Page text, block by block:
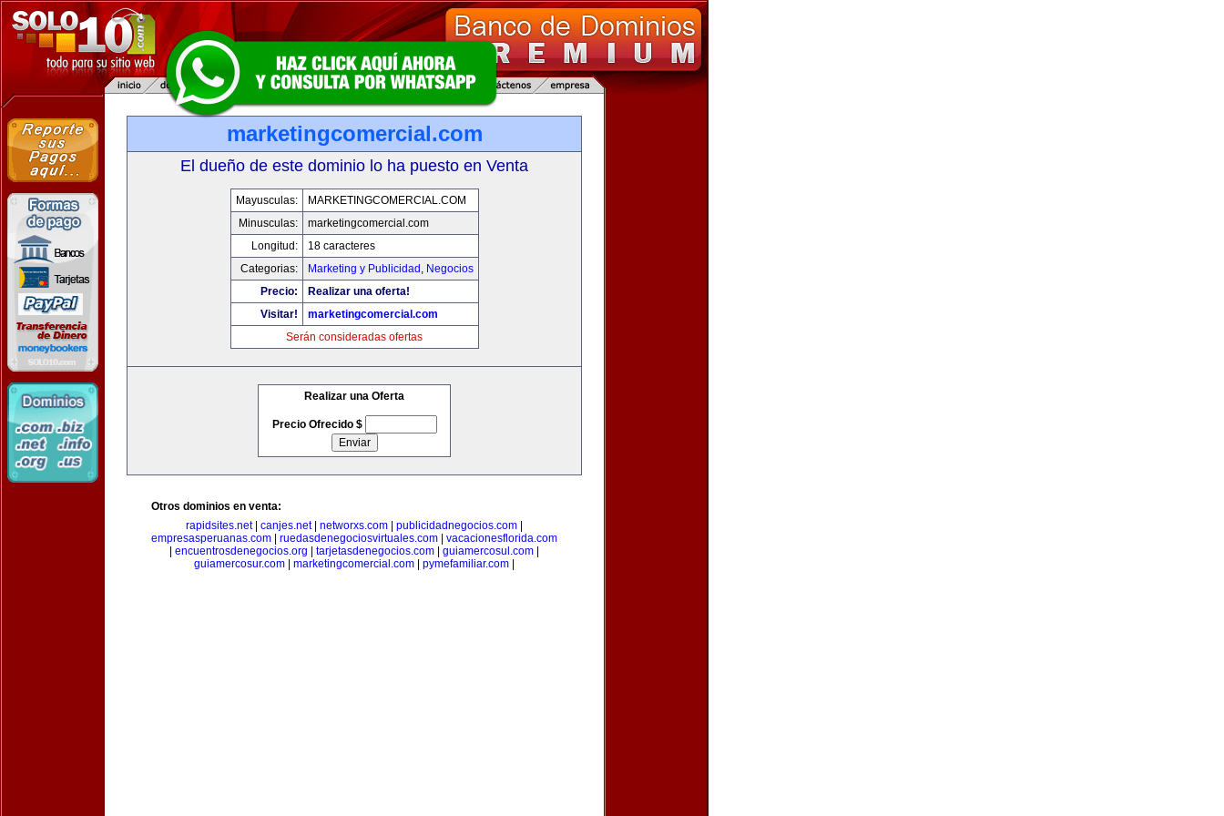
marketingcomercial.com
El dueño de este dominio lo ha puesto en Venta
Mayusculas:
MARKETINGCOMERCIAL.COM
Minusculas:
marketingcomercial.com
Longitud:
18 caracteres
Categorias:
Marketing y Publicidad , Negocios
Precio:
Realizar una oferta!
Visitar!
marketingcomercial.com
Serán consideradas ofertas
Realizar una Oferta
Precio Ofrecido $
Otros dominios en venta:
rapidsites.net| canjes.net| networxs.com publicidadnegocios.com
empresasperuanas.com
ruedasdenegociosvirtuales.com
vacacionesflorida.com
encuentrosdenegocios.org tarjetasdenegocios.com guiamercosul.com
guiamercosur.com
marketingcomercial.com pymefamiliar.com